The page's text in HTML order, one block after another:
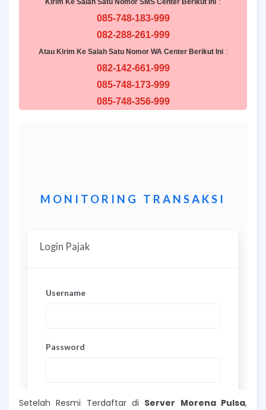
Kirim Ke Salah Satu Nomor SMS Center Berikut Ini
085-748-183-999
082-288-261-999
Atau Kirim Ke Salah Satu Nomor WA Center Berikut Ini:
082-142-661-999
085-748-173-999
085-748-356-999
Setelah Resmi Terdaftar di Server Morena Pulsa,